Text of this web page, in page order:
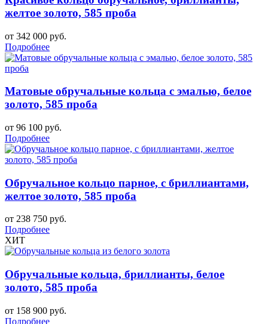
желтое золото, 585 проба
от 342 000 руб.
Подробнее
Матовые обручальные кольца с эмалью, белое
золото, 585 проба
от 96 100 руб.
Подробнее
Обручальное кольцо парное, с бриллиантами,
желтое золото, 585 проба
от 238 750 руб.
Подробнее
ХИТ
Обручальные кольца, бриллианты, белое
золото, 585 проба
от 158 900 руб.
Подробнее